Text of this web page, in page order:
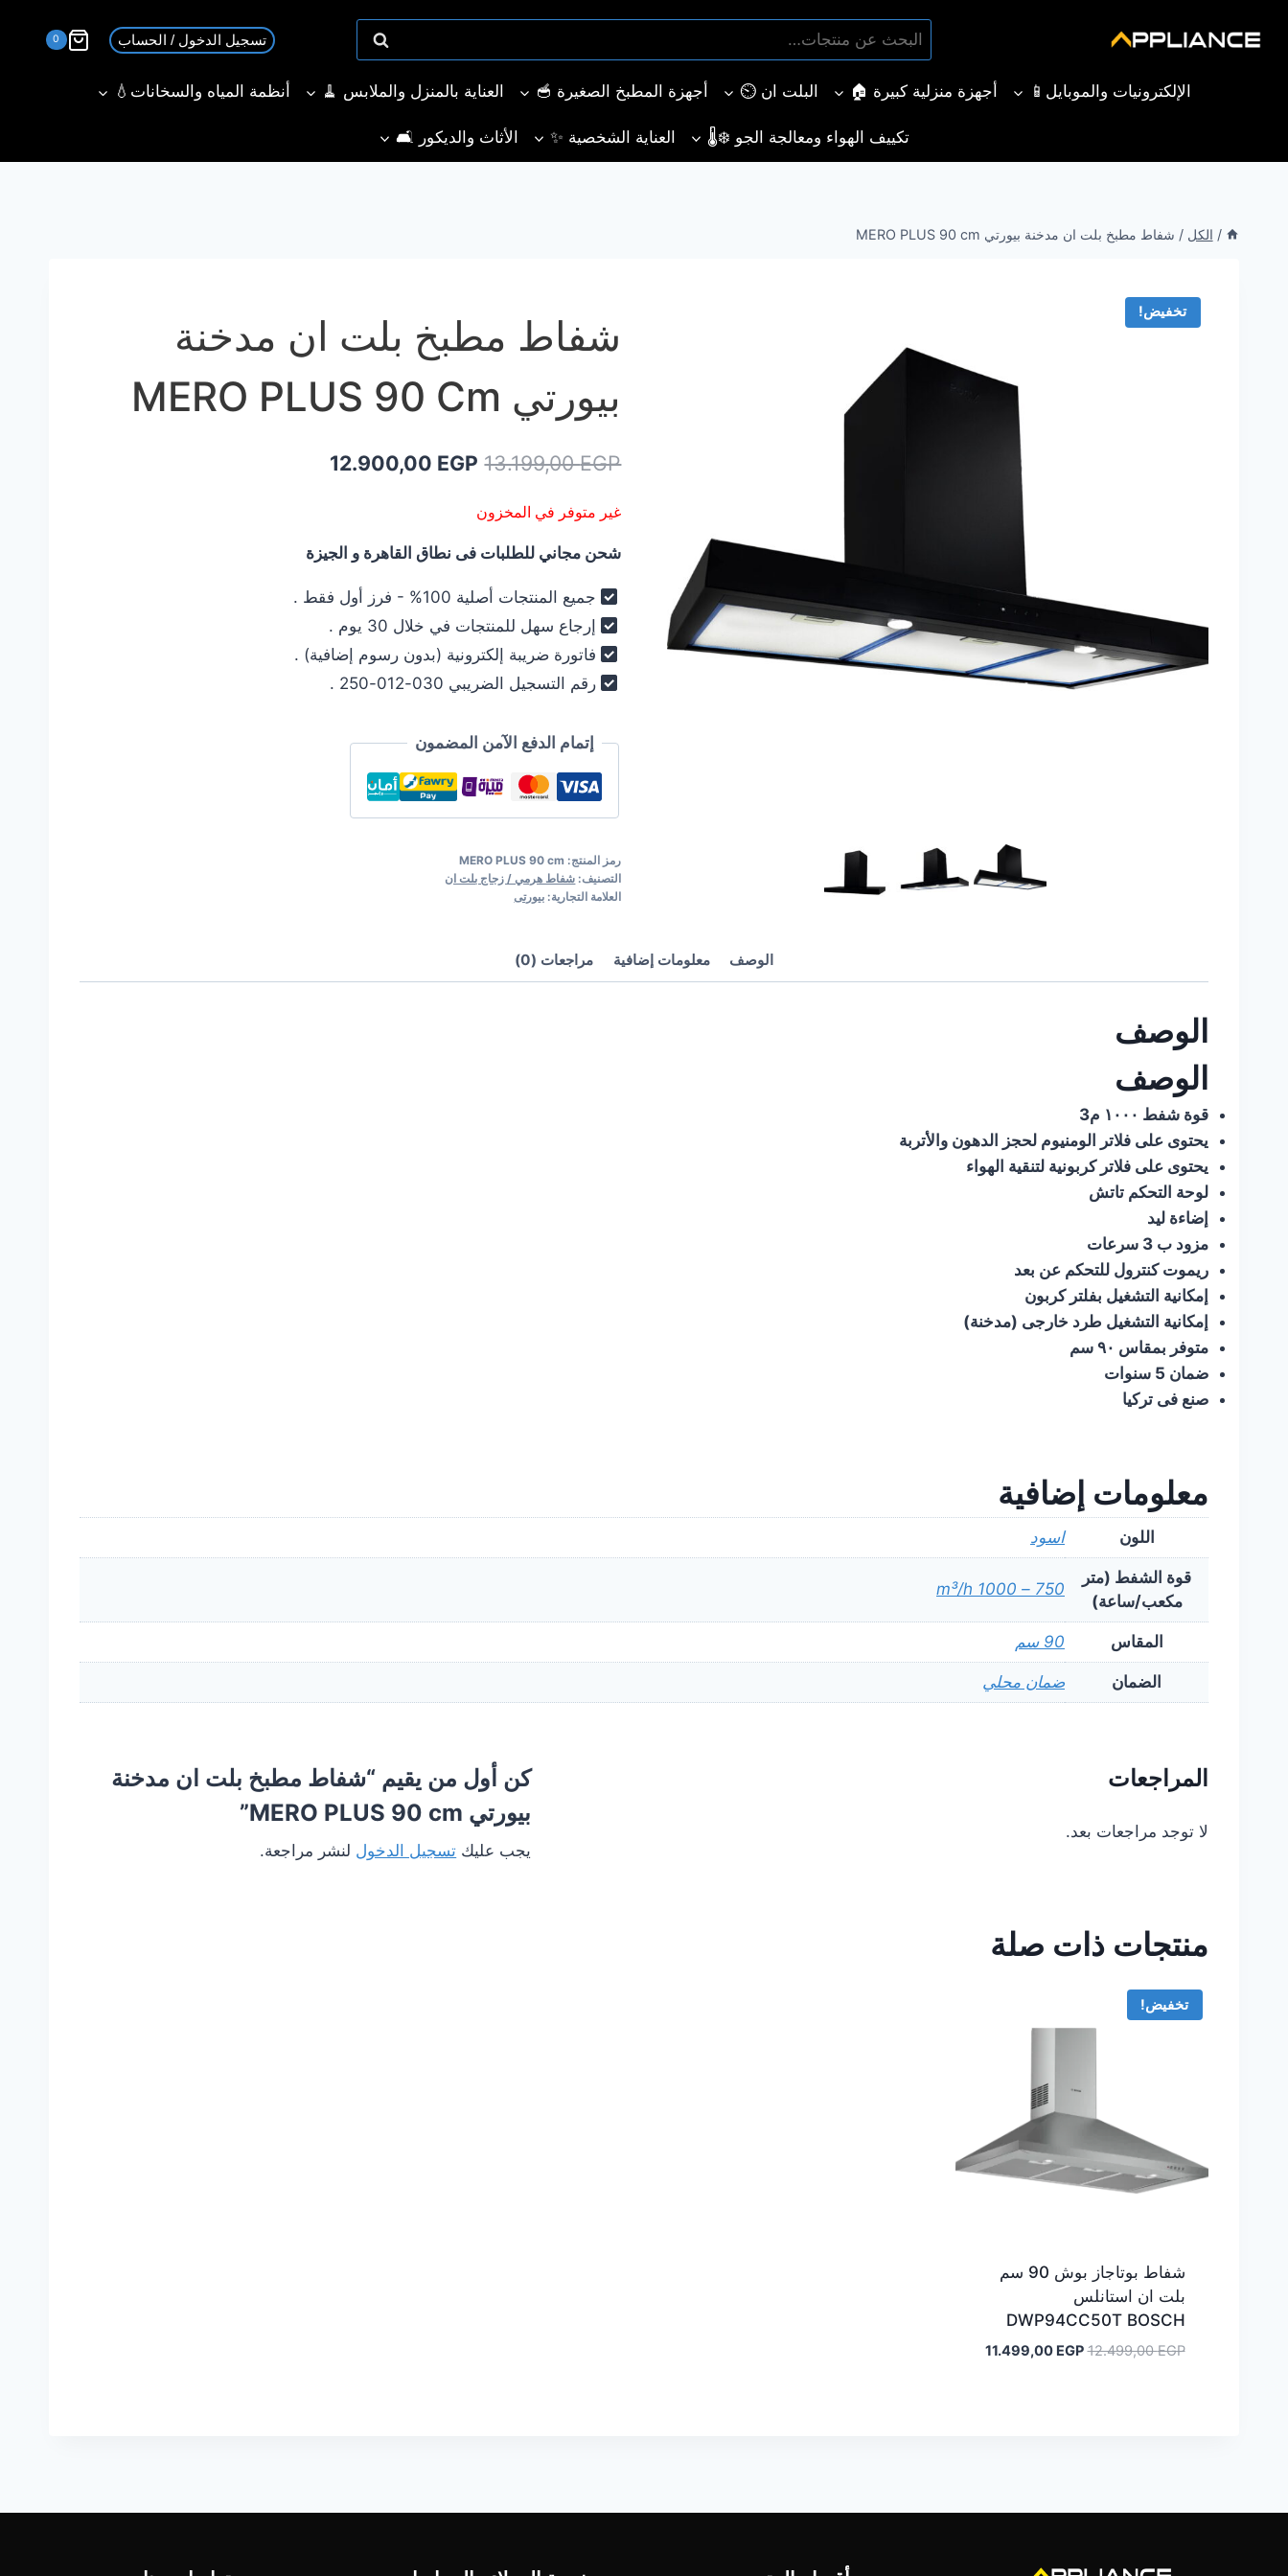
البحث
عن:
بحث تسجيل الدخول / الحساب 0
الإلكترونيات والموبايل📱 أجهزة منزلية كبيرة 🏠 البلت ان ⏲️ أجهزة المطبخ الصغيرة 🥣 العناية بالمنزل والملابس 🧹 أنظمة المياه والسخانات💧
تكييف الهواء ومعالجة الجو ❄️🌡️ العناية الشخصية ✨ الأثاث والديكور 🛋️
/ الكل / شفاط مطبخ بلت ان مدخنة بيورتي MERO PLUS 90 cm
تخفيض!
شفاط مطبخ بلت ان مدخنة
بيورتي MERO PLUS 90 Cm
13.199,00EGP
السعر
هو:
13.199,00 EGP.
12.900,00 EGP
السعر
12.900,00 EGP.
غير متوفر في المخزون
شحن مجاني للطلبات فى نطاق القاهرة و الجيزة
جميع المنتجات أصلية 100% - فرز أول فقط .
إرجاع سهل للمنتجات في خلال 30 يوم .
فاتورة ضريبة إلكترونية (بدون رسوم إضافية) .
رقم التسجيل الضريبي 030-012-250 .
إتمام الدفع الآمن المضمون
رمز المنتج: MERO PLUS 90 cm
التصنيف: شفاط هرمي / زجاج بلت ان
العلامة التجارية: بيورتى
الوصف معلومات إضافية مراجعات (0)
الوصف
الوصف
قوة شفط ١٠٠٠ م3
يحتوى على فلاتر الومنيوم لحجز الدهون والأتربة
يحتوى على فلاتر كربونية لتنقية الهواء
ﻟﻮﺣﺔ ﺍﻟﺘﺤﻜﻢ تاتش
إضاءة ليد
ﻣﺰﻭﺩ ب 3 سرعات
ريموت كنترول للتحكم عن بعد
ﺇﻣﻜﺎﻧﻴﺔ ﺍﻟﺘﺸﻐﻴﻞ ﺑﻔﻠﺘﺮ ﻛﺮﺑﻮﻥ
ﺇﻣﻜﺎﻧﻴﺔ ﺍﻟﺘﺸﻐﻴﻞ ﻃﺮﺩ ﺧﺎﺭﺟﻰ (ﻣﺪﺧﻨﺔ)
ﻣﺘﻮﻓﺮ ﺑﻤﻘﺎﺱ ٩٠ سم
ضمان 5 سنوات
ﺻﻨﻊ ﻓﻰ ﺗﺮﻛﻴﺎ
معلومات إضافية
اللون اسود
قوة الشفط (متر
مكعب/ساعة)
750 – 1000 m³/h
المقاس 90 سم
الضمان ضمان محلي
المراجعات
لا توجد مراجعات بعد.
كن أول من يقيم “شفاط مطبخ بلت ان مدخنة
بيورتي MERO PLUS 90 cm”
يجب عليك تسجيل الدخول لنشر مراجعة.
منتجات ذات صلة
تخفيض!
شفاط بوتاجاز بوش 90 سم
بلت ان استانلس
DWP94CC50T BOSCH
12.499,00EGP
السعر11.499,00 EGP
السعر